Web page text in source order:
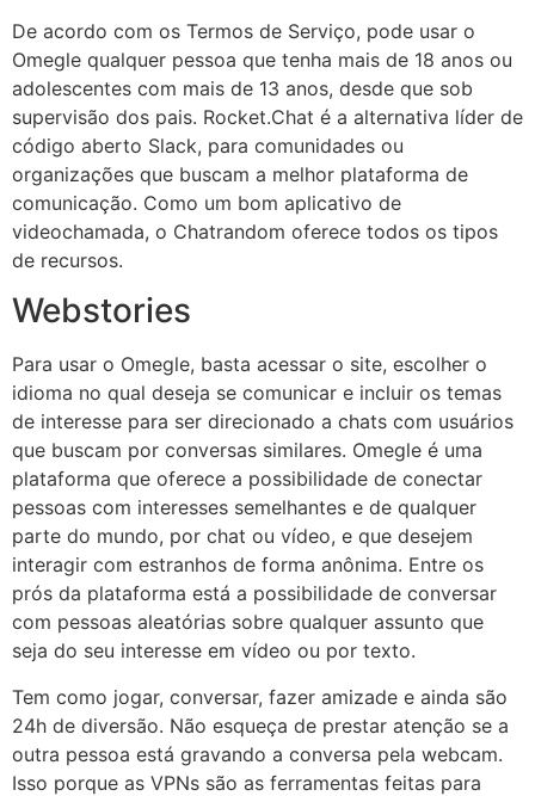
De acordo com os Termos de Serviço, pode usar o
Omegle qualquer pessoa que tenha mais de 18 anos ou
adolescentes com mais de 13 anos, desde que sob
supervisão dos pais. Rocket.Chat é a alternativa líder de
código aberto Slack, para comunidades ou
organizações que buscam a melhor plataforma de
comunicação. Como um bom aplicativo de
videochamada, o Chatrandom oferece todos os tipos
de recursos.
Webstories
Para usar o Omegle, basta acessar o site, escolher o
idioma no qual deseja se comunicar e incluir os temas
de interesse para ser direcionado a chats com usuários
que buscam por conversas similares. Omegle é uma
plataforma que oferece a possibilidade de conectar
pessoas com interesses semelhantes e de qualquer
parte do mundo, por chat ou vídeo, e que desejem
interagir com estranhos de forma anônima. Entre os
prós da plataforma está a possibilidade de conversar
com pessoas aleatórias sobre qualquer assunto que
seja do seu interesse em vídeo ou por texto.
Tem como jogar, conversar, fazer amizade e ainda são
24h de diversão. Não esqueça de prestar atenção se a
outra pessoa está gravando a conversa pela webcam.
Isso porque as VPNs são as ferramentas feitas para